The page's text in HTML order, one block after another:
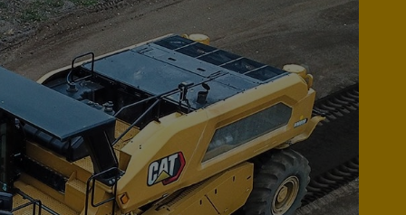
påzeppelin-cat.se/integritetspolicy.